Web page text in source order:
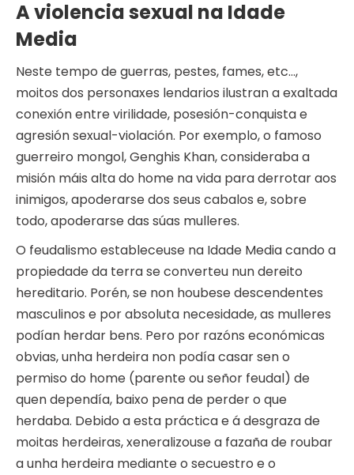
A violencia sexual na Idade
Media
Neste tempo de guerras, pestes, fames, etc…,
moitos dos personaxes lendarios ilustran a exaltada
conexión entre virilidade, posesión-conquista e
agresión sexual-violación. Por exemplo, o famoso
guerreiro mongol, Genghis Khan, consideraba a
misión máis alta do home na vida para derrotar aos
inimigos, apoderarse dos seus cabalos e, sobre
todo, apoderarse das súas mulleres.
O feudalismo estableceuse na Idade Media cando a
propiedade da terra se converteu nun dereito
hereditario. Porén, se non houbese descendentes
masculinos e por absoluta necesidade, as mulleres
podían herdar bens. Pero por razóns económicas
obvias, unha herdeira non podía casar sen o
permiso do home (parente ou señor feudal) de
quen dependía, baixo pena de perder o que
herdaba. Debido a esta práctica e á desgraza de
moitas herdeiras, xeneralizouse a fazaña de roubar
a unha herdeira mediante o secuestro e o